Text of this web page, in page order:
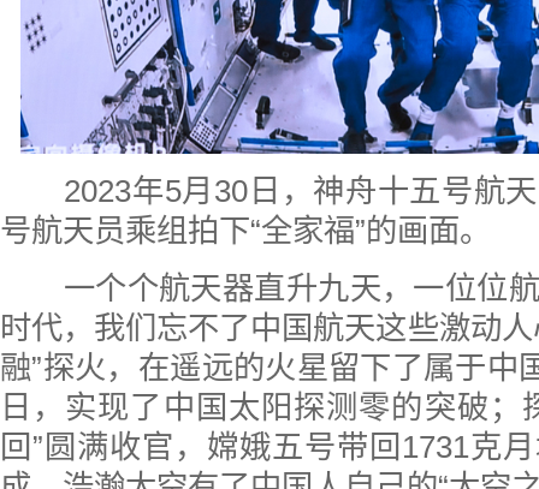
2023年5月30日，神舟十五号航天
号航天员乘组拍下“全家福”的画面。
一个个航天器直升九天，一位位航
时代，我们忘不了中国航天这些激动
融”探火，在遥远的火星留下了属于中
日，实现了中国太阳探测零的突破；
回”圆满收官，嫦娥五号带回1731克